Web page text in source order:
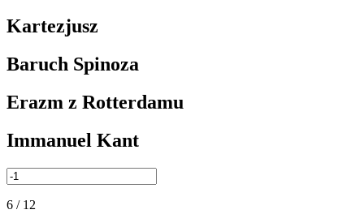
Kartezjusz
Baruch Spinoza
Erazm z Rotterdamu
Immanuel Kant
6 / 12